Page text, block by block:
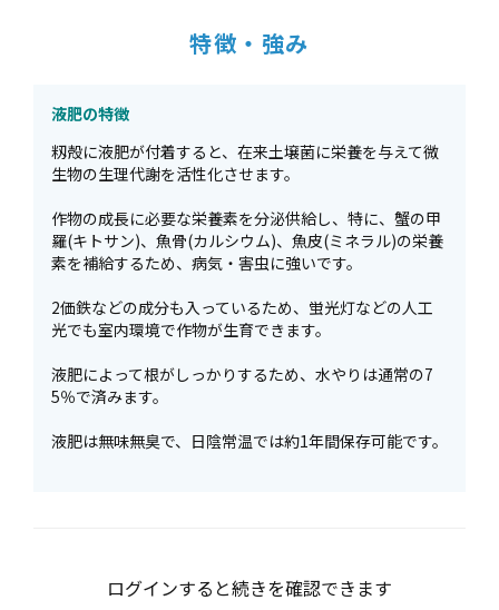
特徴・強み
液肥の特徴
籾殻に液肥が付着すると、在来土壌菌に栄養を与えて微
生物の生理代謝を活性化させます。
作物の成長に必要な栄養素を分泌供給し、特に、蟹の甲
羅(キトサン)、魚骨(カルシウム)、魚皮(ミネラル)の栄養
素を補給するため、病気・害虫に強いです。
2価鉄などの成分も入っているため、蛍光灯などの人工
光でも室内環境で作物が生育できます。
液肥によって根がしっかりするため、水やりは通常の7
5％で済みます。
液肥は無味無臭で、日陰常温では約1年間保存可能です。
ログインすると続きを確認できます